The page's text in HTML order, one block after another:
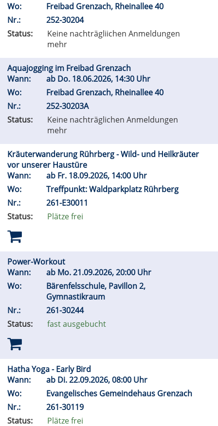
Wo:
Freibad Grenzach, Rheinallee 40
Nr.:
252-30204
Status:
Keine nachträgliichen Anmeldungen
mehr
Aquajogging im Freibad Grenzach
Wann:
ab Do. 18.06.2026, 14:30 Uhr
Wo:
Freibad Grenzach, Rheinallee 40
Nr.:
252-30203A
Status:
Keine nachträglichen Anmeldungen
mehr
Kräuterwanderung Rührberg - Wild- und Heilkräuter
vor unserer Haustüre
Wann:
ab Fr. 18.09.2026, 14:00 Uhr
Wo:
Treffpunkt: Waldparkplatz Rührberg
Nr.:
261-E30011
Status:
Plätze frei
Power-Workout
Wann:
ab Mo.21.09.2026, 20:00 Uhr
Wo:
Bärenfelsschule, Pavillon 2,
Gymnastikraum
Nr.:
261-30244
Status:
fast ausgebucht
Hatha Yoga - Early Bird
Wann:
ab Di.22.09.2026, 08:00 Uhr
Wo:
Evangelisches Gemeindehaus Grenzach
Nr.:
261-30119
Status:
Plätze frei